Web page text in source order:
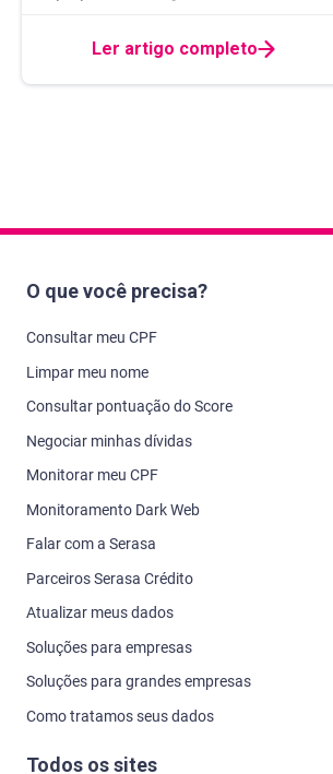
Ler artigo completo
O que você precisa?
Consultar meu CPF
Limpar meu nome
Consultar pontuação do Score
Negociar minhas dívidas
Monitorar meu CPF
Monitoramento Dark Web
Falar com a Serasa
Parceiros Serasa Crédito
Atualizar meus dados
Soluções para empresas
Soluções para grandes empresas
Como tratamos seus dados
Todos os sites